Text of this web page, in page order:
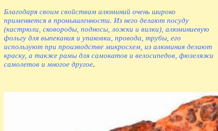
Благодаря своим свойствам алюминий очень широко
применяется в промышленности. Из него делают посуду
(кастрюли, сковороды, подносы, ложки и вилки), алюминиевую
фольгу для выпекания и упаковки, провода, трубы, его
используют при производстве микросхем, из алюминия делают
краску, а также рамы для самокатов и велосипедов, фюзеляжи
самолетов и многое другое.